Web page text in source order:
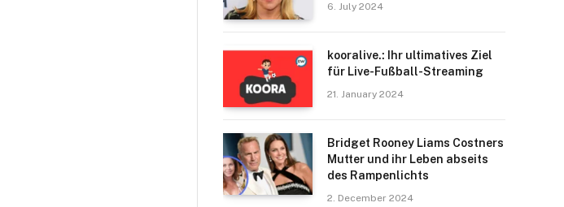
6. July 2024
kooralive.: Ihr ultimatives Ziel
für Live-Fußball-Streaming
21. January 2024
Bridget Rooney Liams Costners
Mutter und ihr Leben abseits
des Rampenlichts
2. December 2024